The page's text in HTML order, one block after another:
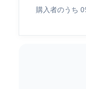
購入者のうち